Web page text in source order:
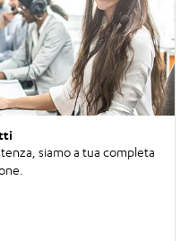
siamo a tua completa